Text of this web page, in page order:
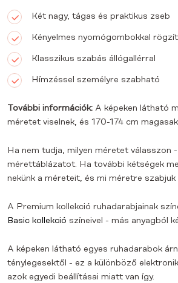
Két nagy, tágas és praktikus zseb
Kényelmes nyomógombokkal
Klasszikus szabás állógallérral
Hímzéssel személyre szabható
További információk: A képeken látható
méretet viselnek, és 170-174 cm
Ha nem tudja, milyen méretet válasszon
mérettáblázatot. Ha további kétségek
nekünk a méreteit, és mi méretre szabjuk
A Premium kollekció ruhadarabjainak
Basic kollekció színeivel - más anyagból
A képeken látható egyes ruhadarabok
ténylegesektől - ez a különböző
azok egyedi beállításai miatt van így.